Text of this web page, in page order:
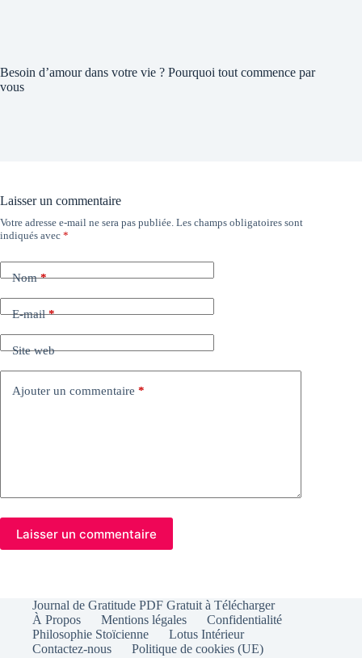
Besoin d’amour dans votre vie ? Pourquoi tout commence par
vous
Laisser un commentaire
Votre adresse e-mail ne sera pas publiée. Les champs obligatoires sont
indiqués avec *
Nom*
E-mail*
Site web
Ajouter un commentaire *
Laisser un commentaire
Journal de Gratitude PDF Gratuit à Télécharger
À Propos
Mentions légales
Confidentialité
Philosophie Stoïcienne
Lotus Intérieur
Contactez-nous
Politique de cookies (UE)